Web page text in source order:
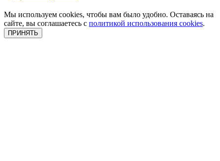
Мы используем cookies, чтобы вам было удобно. Оставаясь на
сайте, вы соглашаетесь с политикой использования cookies.
ПРИНЯТЬ